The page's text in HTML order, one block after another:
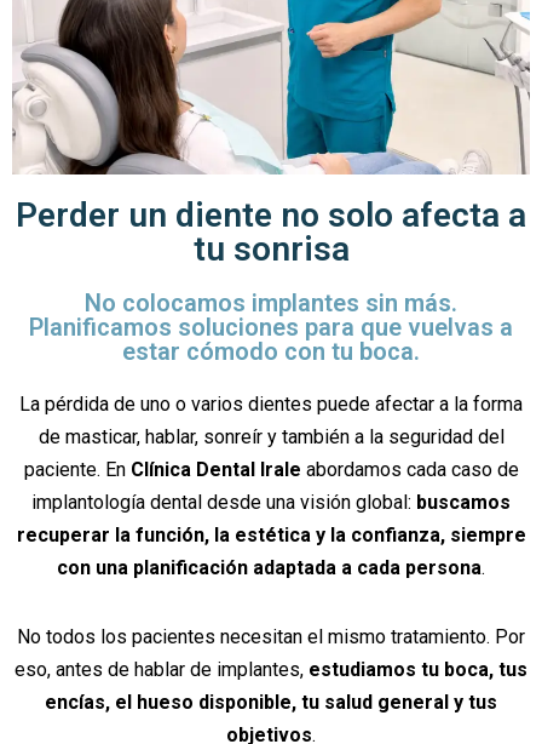
Perder un diente no solo afecta a
tu sonrisa
No colocamos implantes sin más.
Planificamos soluciones para que vuelvas a
estar cómodo con tu boca.
La pérdida de uno o varios dientes puede afectar a la forma
de masticar, hablar, sonreír y también a la seguridad del
paciente. En Clínica Dental Irale abordamos cada caso de
implantología dental desde una visión global: buscamos
recuperar la función, la estética y la confianza, siempre
con una planificación adaptada a cada persona.
No todos los pacientes necesitan el mismo tratamiento. Por
eso, antes de hablar de implantes, estudiamos tu boca, tus
encías, el hueso disponible, tu salud general y tus
objetivos.